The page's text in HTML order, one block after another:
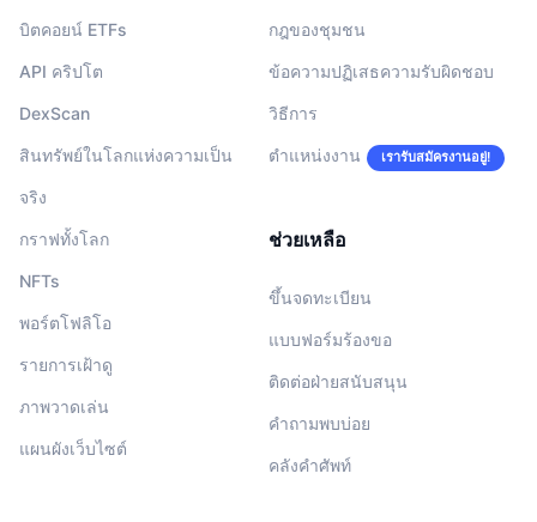
บิตคอยน์ ETFs
API คริปโต
DexScan
สินทรัพย์ในโลกแห่งความเป็น
จริง
กราฟทั้งโลก
NFTs
พอร์ตโฟลิโอ
รายการเฝ้าดู
ภาพวาดเล่น
แผนผังเว็บไซต์
กฎของชุมชน
ข้อความปฏิเสธความรับผิดชอบ
วิธีการ
ตำแหน่งงาน เรารับสมัครงานอยู่!
ช่วยเหลือ
ขึ้นจดทะเบียน
แบบฟอร์มร้องขอ
ติดต่อฝ่ายสนับสนุน
คำถามพบบ่อย
คลังคำศัพท์